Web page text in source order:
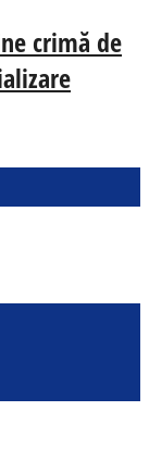
crimă de